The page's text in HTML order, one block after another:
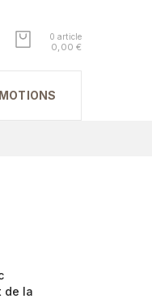
0 article
0,00 €
de la